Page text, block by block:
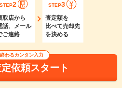
STEP2
取店から
話、メール
ご連絡
STEP3
査定額を
比べて売却先
を決める
わるカンタン入力
依頼スタート